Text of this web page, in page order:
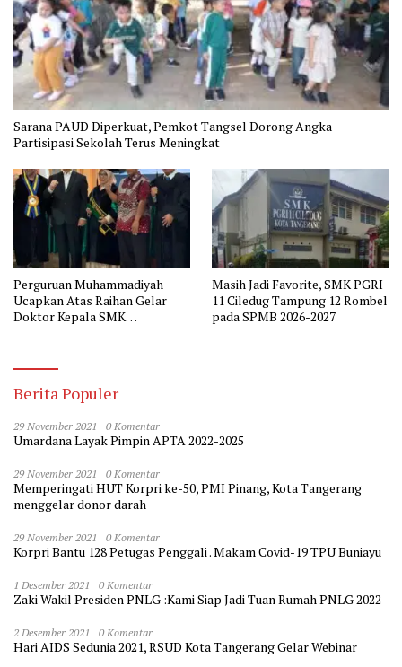
Sarana PAUD Diperkuat, Pemkot Tangsel Dorong Angka
Partisipasi Sekolah Terus Meningkat
Perguruan Muhammadiyah
Ucapkan Atas Raihan Gelar
Doktor Kepala SMK
Masih Jadi Favorite, SMK PGRI
11 Ciledug Tampung 12 Rombel
pada SPMB 2026-2027
Berita Populer
29 November 2021 0 Komentar
Umardana Layak Pimpin APTA 2022-2025
29 November 2021 0 Komentar
Memperingati HUT Korpri ke-50, PMI Pinang, Kota Tangerang
menggelar donor darah
29 November 2021 0 Komentar
Korpri Bantu 128 Petugas Penggali . Makam Covid-19 TPU Buniayu
1 Desember 2021 0 Komentar
Zaki Wakil Presiden PNLG :Kami Siap Jadi Tuan Rumah PNLG 2022
2 Desember 2021 0 Komentar
Hari AIDS Sedunia 2021, RSUD Kota Tangerang Gelar Webinar